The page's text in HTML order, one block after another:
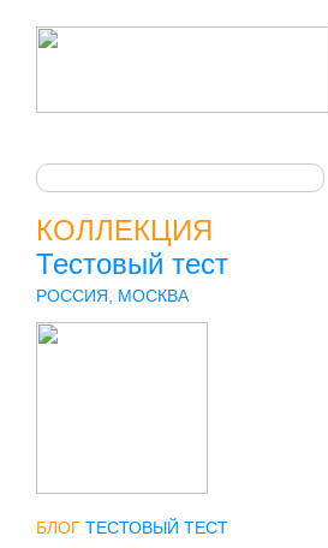
КОЛЛЕКЦИЯ
Тестовый тест
РОССИЯ, МОСКВА
БЛОГ ТЕСТОВЫЙ ТЕСТ